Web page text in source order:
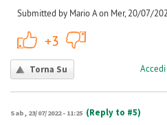
Submitted by Mario A on Mer, 20/07/
+3
Torna Su Accedi
Sab, 23/07/2022 - 11:25 (Reply to #5)